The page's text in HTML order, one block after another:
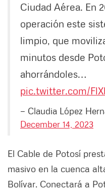
Ciudad Aérea. En
operación este
limpio, que
minutos desde
ahorrándoles…
pic.twitter.com/
— Claudia López
December 14, 2023
El Cable de Potosí
masivo en la cuenca
Bolívar. Conectará a